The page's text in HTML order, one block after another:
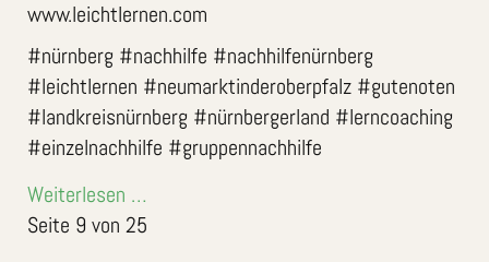
www.leichtlernen.com
#nürnberg #nachhilfe #nachhilfenürnberg
#leichtlernen #neumarktinderoberpfalz #gutenoten
#landkreisnürnberg #nürnbergerland #lerncoaching
#einzelnachhilfe #gruppennachhilfe
Weiterlesen …
Seite 9 von 25